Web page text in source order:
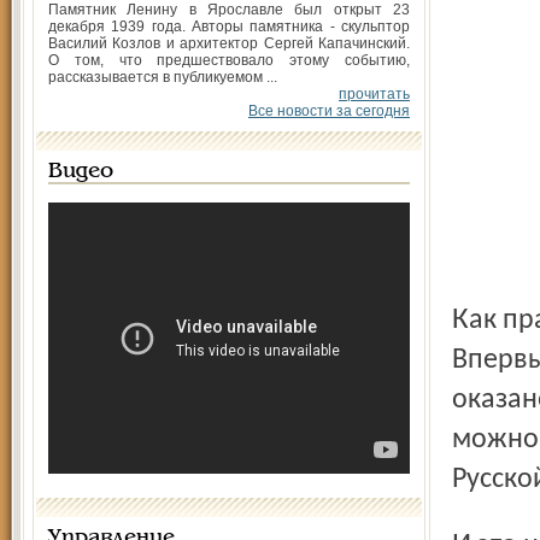
Памятник Ленину в Ярославле был открыт 23
декабря 1939 года. Авторы памятника - скульптор
Василий Козлов и архитектор Сергей Капачинский.
О том, что предшествовало этому событию,
рассказывается в публикуемом ...
прочитать
Все новости за сегодня
Видео
Как православный человек, я искренне радуюсь этому.
можно